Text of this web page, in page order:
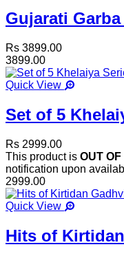
Gujarati Garba
Rs 3899.00
3899.00
Quick View
Set of 5
Rs 2999.00
This product is OUT
notification upon
2999.00
Quick View
Hits of